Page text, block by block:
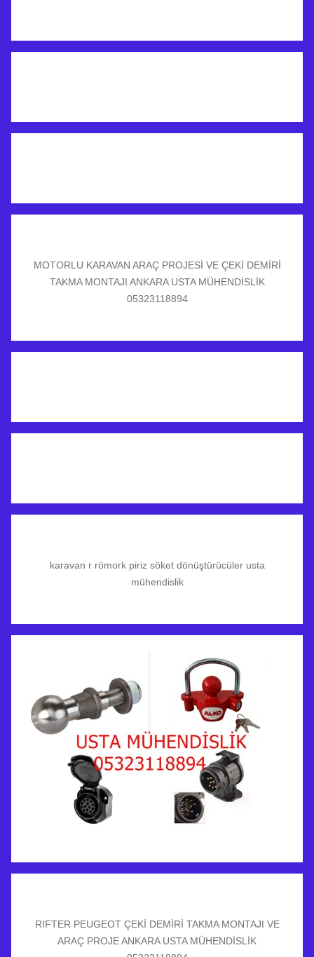
MOTORLU KARAVAN ARAÇ PROJESİ VE ÇEKİ DEMİRİ
TAKMA MONTAJI ANKARA USTA MÜHENDİSLİK
05323118894
karavan r römork piriz söket dönüştürücüler usta
mühendislik
RIFTER PEUGEOT ÇEKİ DEMİRİ TAKMA MONTAJI VE
ARAÇ PROJE ANKARA USTA MÜHENDİSLİK